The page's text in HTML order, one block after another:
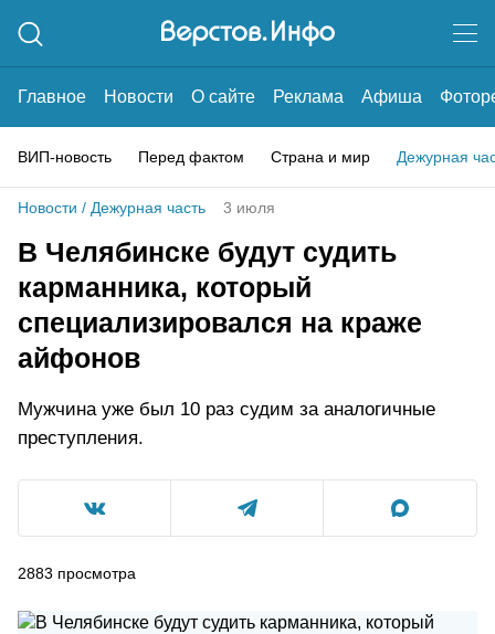
Главное Новости О сайте Реклама Афиша
ВИП-новость Перед фактом Страна и мир Дежурная
Новости / Дежурная часть 3 июля
В Челябинске будут судить
карманника, который
специализировался на краже
айфонов
Мужчина уже был 10 раз судим за аналогичные
преступления.
2883 просмотра